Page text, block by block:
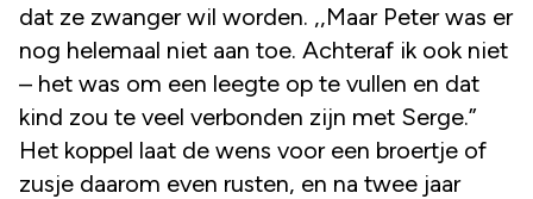
dat ze zwanger wil worden. ,,Maar Peter was er
nog helemaal niet aan toe. Achteraf ik ook niet
– het was om een leegte op te vullen en dat
kind zou te veel verbonden zijn met Serge.”
Het koppel laat de wens voor een broertje of
zusje daarom even rusten, en na twee jaar